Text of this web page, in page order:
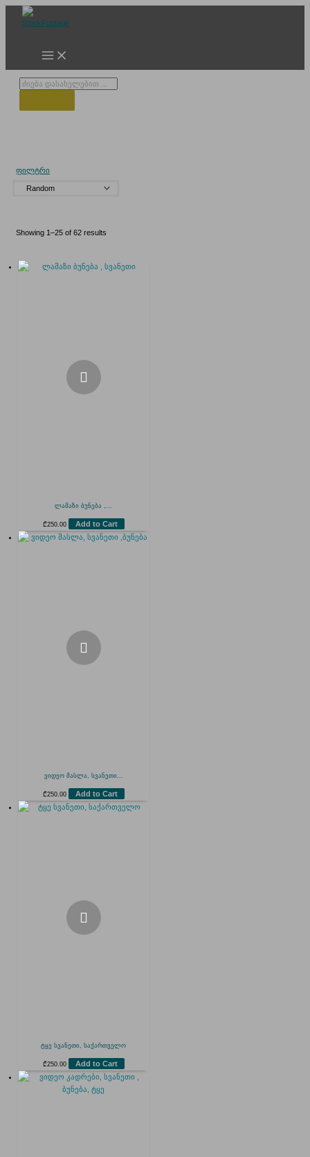
Products
ფილტრი
Showing 1–25 of 62 results
ლამაზი ბუნება ,...
₾250.00 Add to Cart
ვიდეო მასლა, სვანეთი...
₾250.00 Add to Cart
ტყე სვანეთი, საქართველო
₾250.00 Add to Cart